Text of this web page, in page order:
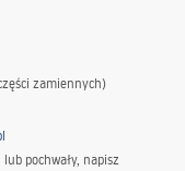
zamiennych)
pochwały, napisz